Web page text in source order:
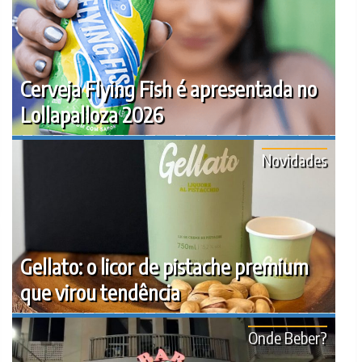
Cerveja Flying Fish é apresentada no
Lollapalloza 2026
Gellato: o licor de pistache premium
que virou tendência
Novidades
Onde Beber?